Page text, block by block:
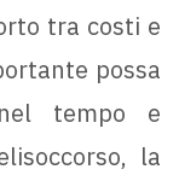
tra costi e
possa
tempo e
la